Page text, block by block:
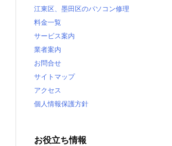
江東区、墨田区のパソコン修理
料金一覧
サービス案内
業者案内
お問合せ
サイトマップ
アクセス
個人情報保護方針
お役立ち情報